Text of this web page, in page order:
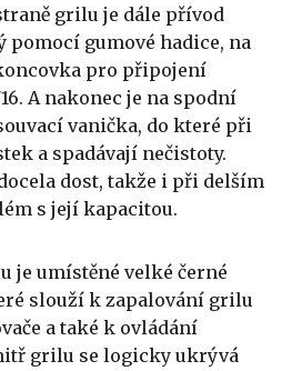
grilu je dále přívod
pomocí gumové hadice, na
pro připojení
A nakonec je na spodní
vanička, do které při
a spadávají nečistoty.
dost, takže i při delším
s její kapacitou.
je umístěné velké černé
slouží k zapalování grilu
a také k ovládání
grilu se logicky ukrývá